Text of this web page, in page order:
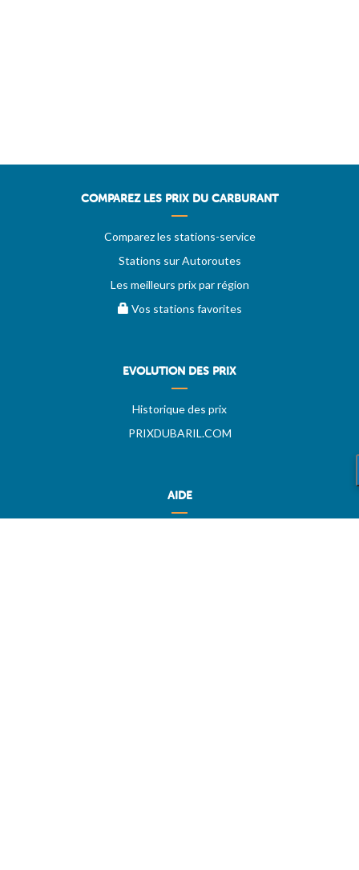
COMPAREZ LES PRIX DU CARBURANT
Comparez les stations-service
Stations sur Autoroutes
Les meilleurs prix par région
Vos stations favorites
EVOLUTION DES PRIX
Historique des prix
PRIXDUBARIL.COM
AIDE